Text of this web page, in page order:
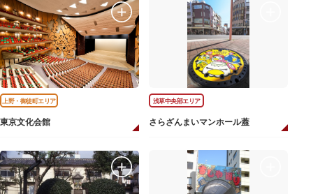
上野・御徒町エリア
東京文化会館
浅草中央部エリア
さらざんまいマンホール蓋